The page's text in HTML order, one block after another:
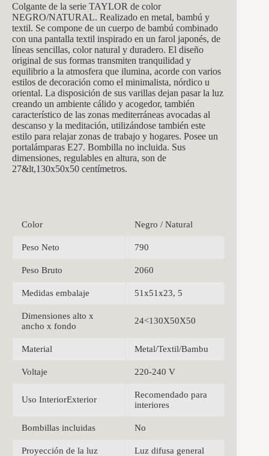
Colgante de la serie TAYLOR de color
NEGRO/NATURAL. Realizado en metal, bambú y
textil. Se compone de un cuerpo de bambú combinado
con una pantalla textil inspirado en un farol japonés, de
líneas sencillas, color natural y duradero. El diseño
original de sus formas transmiten tranquilidad y
equilibrio a la atmosfera que ilumina, acorde con varios
estilos de decoración como el minimalista, nórdico u
oriental. La disposición de sus varillas dejan pasar la luz
creando un ambiente cálido y acogedor, también
característico de las zonas mediterráneas avocadas al
descanso y la meditación, utilizándose también este
estilo para relajar zonas de trabajo y hogares. Posee un
portalámparas E27. Bombilla no incluida. Sus
dimensiones, regulables en altura, son de
27&lt,130x50x50 centímetros.
Color Negro / Natural
Peso Neto 790
Peso Bruto 2060
Medidas embalaje 51x51x23, 5
Dimensiones alto x
ancho x fondo
24<130X50X50
Material Metal/Textil/Bambu
Voltaje 220-240 V
Uso InteriorExterior
Recomendado para
interiores
Bombillas incluidas No
Proyección de la luz Luz difusa general